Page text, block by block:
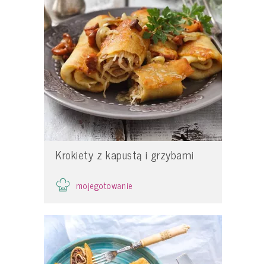
Krokiety z kapustą i grzybami
mojegotowanie